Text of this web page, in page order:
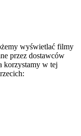
wyświetlać filmy
przez dostawców
korzystamy w tej